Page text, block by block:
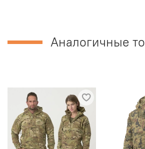
Аналогичные